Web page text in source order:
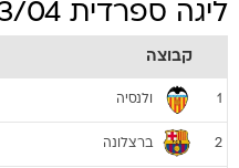
ליגה ספרדית 03/04
קבוצה
1 ולנסיה
2 ברצלונה